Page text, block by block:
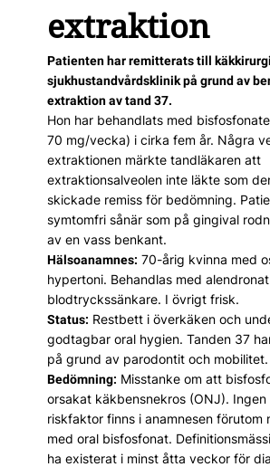
extraktion
Patienten har remitterats till
sjukhustandvårdsklinik på grund av
extraktion av tand 37.
Hon har behandlats med
70 mg/vecka) i cirka fem år. Några
extraktionen märkte tandläkaren att
extraktionsalveolen inte läkte som
skickade remiss för bedömning.
symtomfri sånär som på gingival
av en vass benkant.
Hälsoanamnes: 70-årig kvinna med
hypertoni. Behandlas med
blodtryckssänkare. I övrigt frisk.
Status: Restbett i överkäken och
godtagbar oral hygien. Tanden 37
på grund av parodontit och mobilitet.
Bedömning: Misstanke om att
orsakat käkbensnekros (ONJ). Ingen
riskfaktor finns i anamnesen förutom
med oral bisfosfonat.
ha existerat i minst åtta veckor för